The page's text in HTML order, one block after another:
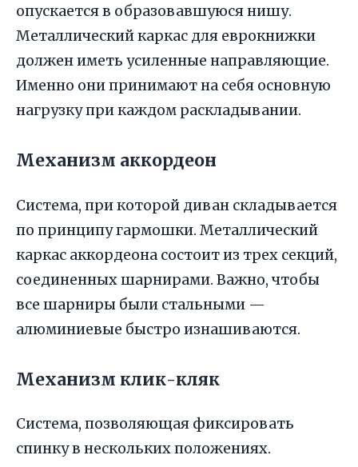
опускается в образовавшуюся нишу.
Металлический каркас для еврокнижки
должен иметь усиленные направляющие.
Именно они принимают на себя основную
нагрузку при каждом раскладывании.
Механизм аккордеон
Система, при которой диван складывается
по принципу гармошки. Металлический
каркас аккордеона состоит из трех секций,
соединенных шарнирами. Важно, чтобы
все шарниры были стальными —
алюминиевые быстро изнашиваются.
Механизм клик-кляк
Система, позволяющая фиксировать
спинку в нескольких положениях.